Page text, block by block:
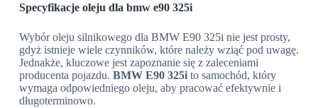
Specyfikacje oleju dla bmw e90 325i
Wybór oleju silnikowego dla BMW E90 325i nie jest prosty,
gdyż istnieje wiele czynników, które należy wziąć pod uwagę.
Jednakże, kluczowe jest zapoznanie się z zaleceniami
producenta pojazdu. BMW E90 325ito samochód, który
wymaga odpowiedniego oleju, aby pracować efektywnie i
długoterminowo.